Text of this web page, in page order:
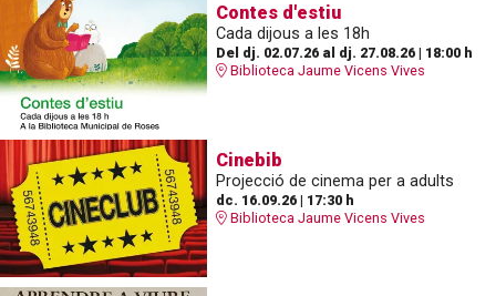
Contes d'estiu
Cada dijous a les 18h
Del dj. 02.07.26al dj. 27.08.26| 18:00 h
Biblioteca Jaume Vicens Vives
Cinebib
Projecció de cinema per a adults
dc. 16.09.26| 17:30 h
Biblioteca Jaume Vicens Vives